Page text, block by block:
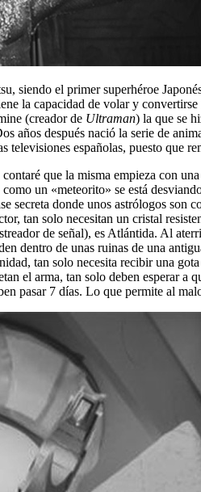
siendo el primer superhéroe
la capacidad de volar y
(creador de Ultraman) la que se
años después nació la serie de
españolas, puesto que
que la misma empieza con
un «meteorito» se está
secreta donde unos astrólogos
tan solo necesitan un cristal
de señal), es Atlántida. Al
dentro de unas ruinas de una
tan solo necesita recibir una
el arma, tan solo deben esperar
pasar 7 días. Lo que permite al